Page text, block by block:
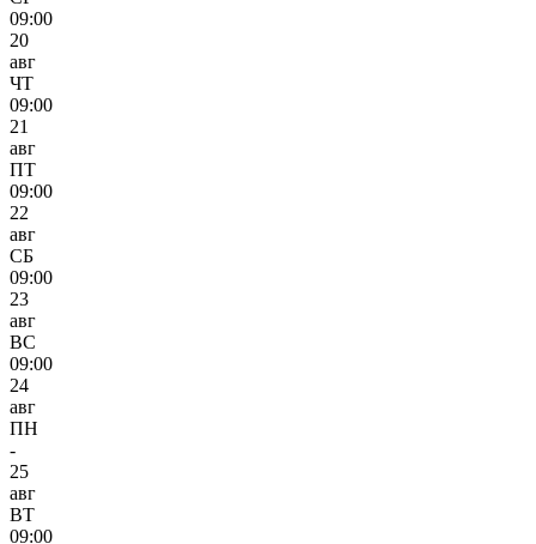
09:00
20
авг
ЧТ
09:00
21
авг
ПТ
09:00
22
авг
СБ
09:00
23
авг
ВС
09:00
24
авг
ПН
-
25
авг
ВТ
09:00